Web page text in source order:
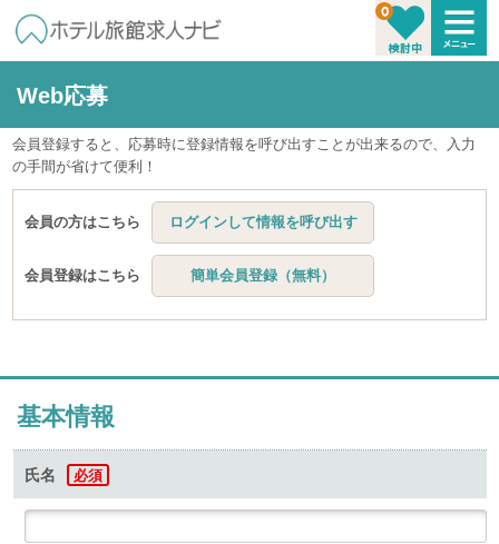
Web応募
会員登録すると、応募時に登録情報を呼び出すことが出来るので、入力
の手間が省けて便利！
会員の方はこちら ログインして情報を呼び出す
会員登録はこちら 簡単会員登録（無料）
基本情報
氏名 必須